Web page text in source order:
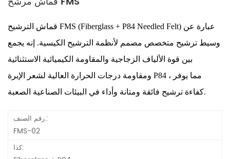
قماش الترشيح FMS (Fiberglass + P84 Needled Felt) عبارة عن
وسيط ترشيح متخصص مصمم لأنظمة الترشيح الكيسية. إنه يجمع
بين قوة الألياف الزجاجية والمقاومة الكيميائية الاستثنائية
ومقاومة درجات الحرارة العالية لشعر الإبرة P84 ، مما يوفر
كفاءة ترشيح فائقة ومتانة وأداء في البيئات الصناعية الصعبة.
رقم الصنف.:
FMS-02
كذا: